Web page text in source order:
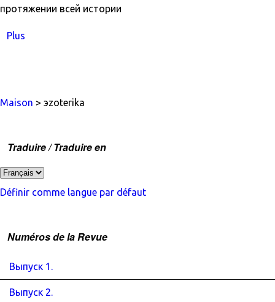
протяжении всей истории
Plus
Maison > эzoterika
Traduire / Traduire en
Définir comme langue par défaut
Numéros de la Revue
Выпуск 1.
Выпуск 2.